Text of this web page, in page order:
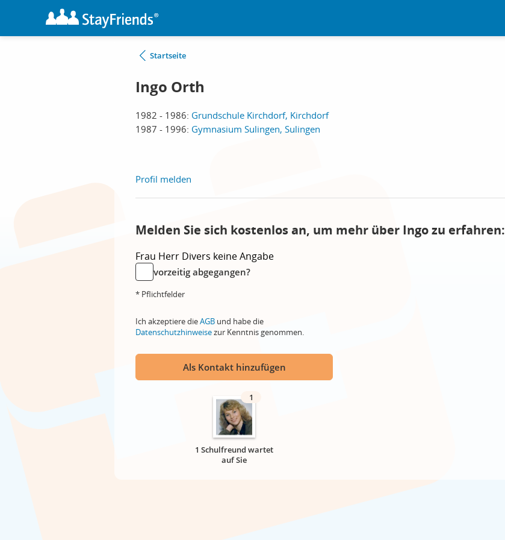
Startseite
Ingo Orth
1982 - 1986: Grundschule Kirchdorf, Kirchdorf
1987 - 1996: Gymnasium Sulingen, Sulingen
Profil melden
Melden Sie sich kostenlos an, um mehr über Ingo zu erfahren:
Frau Herr Divers keine Angabe
vorzeitig abgegangen?
* Pflichtfelder
Ich akzeptiere dieAGB und habe die
Datenschutzhinweisezur Kenntnis genommen.
Als Kontakt hinzufügen
1
1 Schulfreund wartet
auf Sie